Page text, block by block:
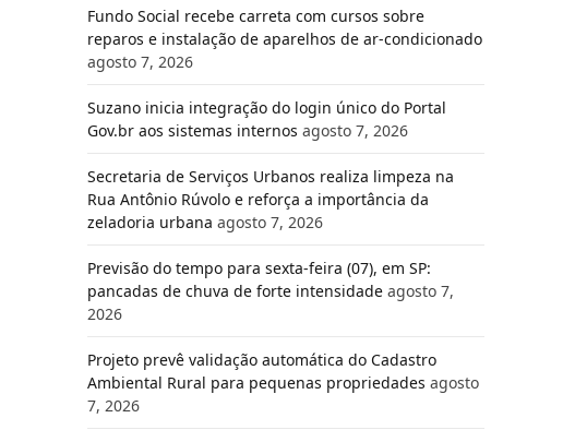
Fundo Social recebe carreta com cursos sobre
reparos e instalação de aparelhos de ar-condicionado
agosto 7, 2026
Suzano inicia integração do login único do Portal
Gov.br aos sistemas internos agosto 7, 2026
Secretaria de Serviços Urbanos realiza limpeza na
Rua Antônio Rúvolo e reforça a importância da
zeladoria urbana agosto 7, 2026
Previsão do tempo para sexta-feira (07), em SP:
pancadas de chuva de forte intensidade agosto 7,
2026
Projeto prevê validação automática do Cadastro
Ambiental Rural para pequenas propriedades agosto
7, 2026